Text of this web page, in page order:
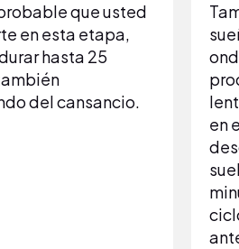
que usted
en esta etapa,
hasta 25
del cansancio.
en